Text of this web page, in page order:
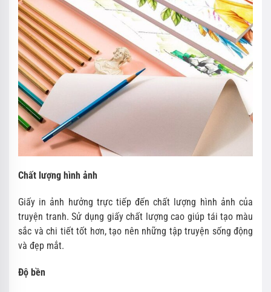
Chất lượng hình ảnh
Giấy in ảnh hưởng trực tiếp đến chất lượng hình ảnh của
truyện tranh. Sử dụng giấy chất lượng cao giúp tái tạo màu
sắc và chi tiết tốt hơn, tạo nên những tập truyện sống động
và đẹp mắt.
Độ bền